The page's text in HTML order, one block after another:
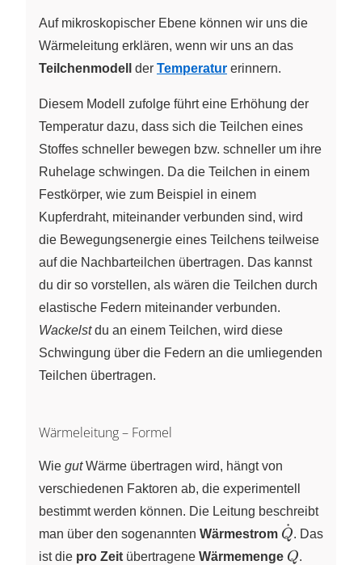
Auf mikroskopischer Ebene können wir uns die
Wärmeleitung erklären, wenn wir uns an das
Teilchenmodell
der Temperatur erinnern.
Diesem Modell zufolge führt eine Erhöhung der
Temperatur dazu, dass sich die Teilchen eines
Stoffes schneller bewegen bzw. schneller um ihre
Ruhelage schwingen. Da die Teilchen in einem
Festkörper, wie zum Beispiel in einem
Kupferdraht, miteinander verbunden sind, wird
die Bewegungsenergie eines Teilchens teilweise
auf die Nachbarteilchen übertragen. Das kannst
du dir so vorstellen, als wären die Teilchen durch
elastische Federn miteinander verbunden.
Wackelstdu an einem Teilchen, wird diese
Schwingung über die Federn an die umliegenden
Teilchen übertragen.
Wärmeleitung – Formel
Wie gutWärme übertragen wird, hängt von
verschiedenen Faktoren ab, die experimentell
bestimmt werden können. Die Leitung beschreibt
man über den sogenannten Wärmestrom \dot{Q}
Q
˙ . Das
ist die pro Zeit übertragene Wärmemenge Q
Q.